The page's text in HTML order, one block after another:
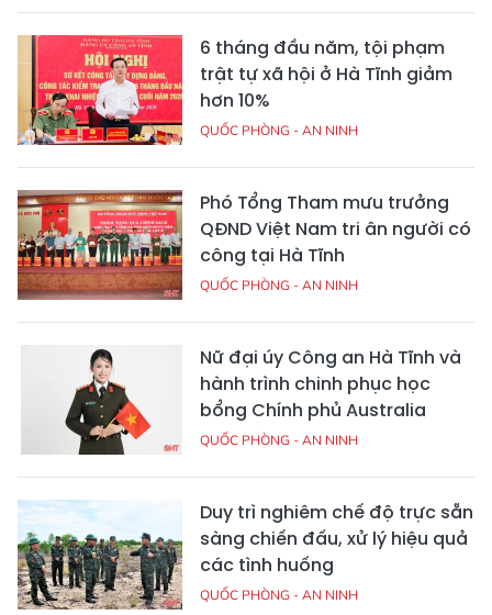
6 tháng đầu năm, tội phạm
trật tự xã hội ở Hà Tĩnh giảm
hơn 10%
QUỐC PHÒNG - AN NINH
Phó Tổng Tham mưu trưởng
QĐND Việt Nam tri ân người có
công tại Hà Tĩnh
QUỐC PHÒNG - AN NINH
Nữ đại úy Công an Hà Tĩnh và
hành trình chinh phục học
bổng Chính phủ Australia
QUỐC PHÒNG - AN NINH
Duy trì nghiêm chế độ trực sẵn
sàng chiến đấu, xử lý hiệu quả
các tình huống
QUỐC PHÒNG - AN NINH